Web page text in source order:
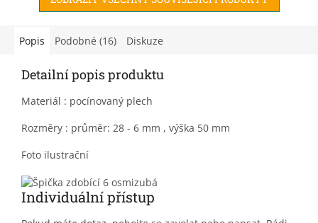
Popis Podobné (16) Diskuze
Detailní popis produktu
Materiál : pocínovaný plech
Rozměry : průměr: 28 - 6 mm , výška 50 mm
Foto ilustrační
Individuální přístup